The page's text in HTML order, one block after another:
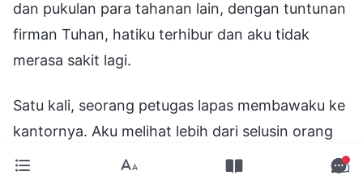
dan pukulan para tahanan lain, dengan tuntunan
firman Tuhan, hatiku terhibur dan aku tidak
merasa sakit lagi.
Satu kali, seorang petugas lapas membawaku ke
kantornya. Aku melihat lebih dari selusin orang
yang memandangiku dengan tatapan aneh.